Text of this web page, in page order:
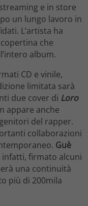
e in store
un lungo lavoro in
L’artista ha
che
album.
CD e vinile,
limitata sarà
due cover di Loro
appare anche
del rapper.
collaborazioni
Guè
infatti, firmato alcuni
una continuità
più di 200mila